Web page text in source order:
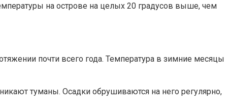
на острове на целых 20 градусов выше, чем
почти всего года. Температура в зимние месяцы
туманы. Осадки обрушиваются на него регулярно,